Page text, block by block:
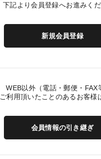
下記より会員登録へお進みくだ
新規会員登録
WEB以外（電話・郵便・FAX
ご利用頂いたことのあるお客様
会員情報の引き継ぎ